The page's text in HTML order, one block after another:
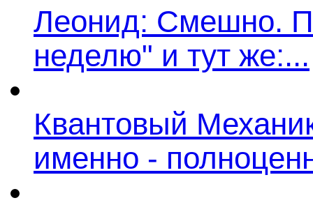
Леонид: Смешно.
неделю" и тут же:...
Квантовый
именно -